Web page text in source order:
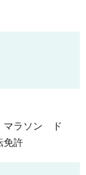
ラソン ド
許